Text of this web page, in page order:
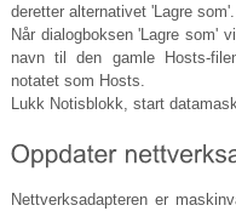
deretter alternativet 'Lagre som'.
Når dialogboksen 'Lagre som'
navn til den gamle Hosts-
notatet som Hosts.
Lukk Notisblokk, start
Nettverksadapteren er